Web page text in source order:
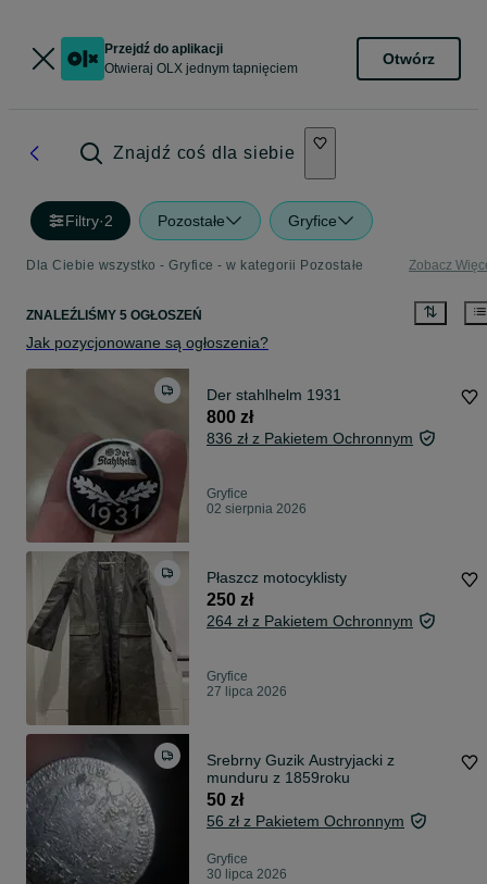
Przejdź do aplikacji
Otwieraj OLX jednym tapnięciem
Otwórz
Znajdź coś dla siebie
Filtry·2 Pozostałe Gryfice
Dla Ciebie wszystko - Gryfice - w kategorii Pozostałe Zobacz
ZNALEŹLIŚMY 5 OGŁOSZEŃ
Jak pozycjonowane są ogłoszenia?
Der stahlhelm 1931
800 zł
836 zł z Pakietem Ochronnym
Gryfice
02 sierpnia 2026
Płaszcz motocyklisty
250 zł
264 zł z Pakietem Ochronnym
Gryfice
27 lipca 2026
Srebrny Guzik Austryjacki z
munduru z 1859roku
50 zł
56 zł z Pakietem Ochronnym
Gryfice
30 lipca 2026